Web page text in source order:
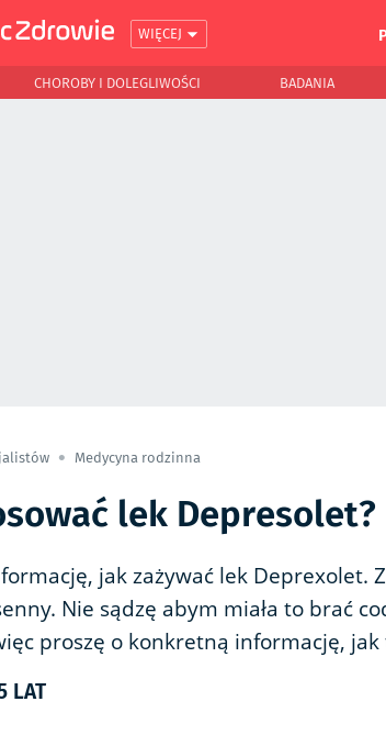
WIĘCEJ
CHOROBY I DOLEGLIWOŚCI BADANIA
Medycyna rodzinna
lek Depresolet?
jak zażywać lek Deprexolet.
Nie sądzę abym miała to brać
proszę o konkretną informację, jak
LAT